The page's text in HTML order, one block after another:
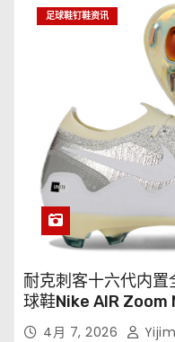
足球鞋钉鞋资讯
耐克刺客十六代内置
球鞋Nike AIR
XXV FG35-45
4月 7, 2026